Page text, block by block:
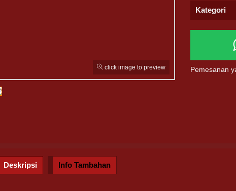
click image to preview
Kategori
Pemesanan
Deskripsi Info Tambahan